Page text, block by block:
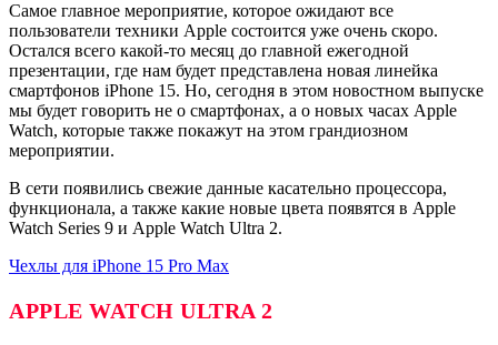
Самое главное мероприятие, которое ожидают все
пользователи техники Apple состоится уже очень скоро.
Остался всего какой-то месяц до главной ежегодной
презентации, где нам будет представлена новая линейка
смартфонов iPhone 15. Но, сегодня в этом новостном выпуске
мы будет говорить не о смартфонах, а о новых часах Apple
Watch, которые также покажут на этом грандиозном
мероприятии.
В сети появились свежие данные касательно процессора,
функционала, а также какие новые цвета появятся в Apple
Watch Series 9 и Apple Watch Ultra 2.
Чехлы для iPhone 15 Pro Max
APPLE WATCH ULTRA2